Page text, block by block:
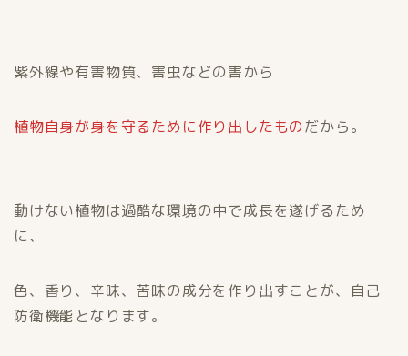
紫外線や有害物質、害虫などの害から
植物自身が身を守るために作り出したものだから。
動けない植物は過酷な環境の中で成長を遂げるため
に、
色、香り、辛味、苦味の成分を作り出すことが、自己
防衛機能となります。